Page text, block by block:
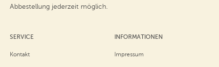
Abbestellung jederzeit möglich.
SERVICE
Kontakt
INFORMATIONEN
Impressum